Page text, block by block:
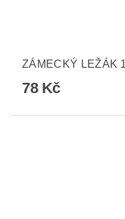
ZÁMECKÝ LEŽÁK
78 Kč